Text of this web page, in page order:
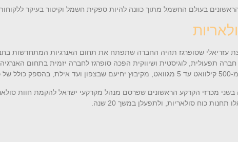
בעולם החשמל מתוך כוונה להיות ספקית חשמל וקיטור בעיקר
קבוצת עזריאלי שסופרגז תהיה החברה שתפתח את תחום האנרגיות
מגוואט.
החברה בשני מכרזי הקרקע הראשונים שפרסם מנהל מקרקעי ישראל להקמת חוות
כוח סולאריות, ולתפעלן במשך 20 שנה.